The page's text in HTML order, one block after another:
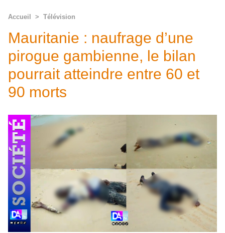
Accueil > Télévision
Mauritanie : naufrage d’une
pirogue gambienne, le bilan
pourrait atteindre entre 60 et
90 morts